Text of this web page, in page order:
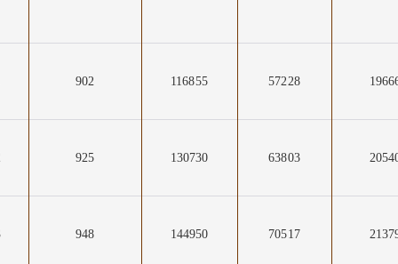
902 116855 57228
925 130730 63803
948 144950 70517